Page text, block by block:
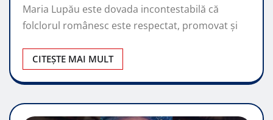
Maria Lupău este dovada incontestabilă că
folclorul românesc este respectat, promovat şi
CITEȘTE MAI MULT